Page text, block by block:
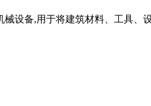
设备,用于将建筑材料、工具、